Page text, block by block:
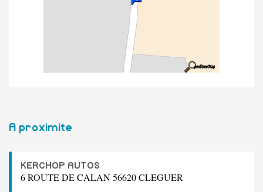
A proximite
KERCHOP AUTOS
6 ROUTE DE CALAN 56620 CLEGUER